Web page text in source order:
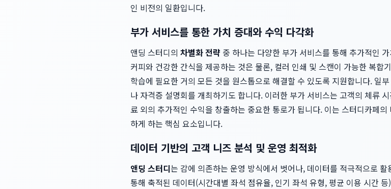
인 비전의 일환입니다.
부가 서비스를 통한 가치 증대와 수익 다각화
앤딩 스터디의 차별화 전략 중 하나는 다양한 부가 서비스를 통해 추가적인
커피와 건강한 간식을 제공하는 것은 물론, 컬러 인쇄 및 스캔이 가능한 복합
학습에 필요한 거의 모든 것을 원스톱으로 해결할 수 있도록 지원합니다. 일
나 자격증 설명회를 개최하기도 합니다. 이러한 부가 서비스는 고객의 체류
료 외의 추가적인 수익을 창출하는 중요한 통로가 됩니다. 이는 스터디카페
하게 하는 핵심 요소입니다.
데이터 기반의 고객 니즈 분석 및 운영 최적화
앤딩 스터디는 감에 의존하는 운영 방식에서 벗어나, 데이터를 적극적으로
통해 축적된 데이터(시간대별 좌석 점유율, 인기 좌석 유형, 평균 이용 시간